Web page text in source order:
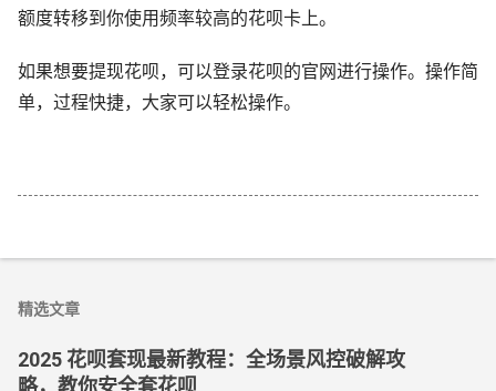
额度转移到你使用频率较高的花呗卡上。
如果想要提现花呗，可以登录花呗的官网进行操作。操作简
单，过程快捷，大家可以轻松操作。
精选文章
2025 花呗套现最新教程：全场景风控破解攻